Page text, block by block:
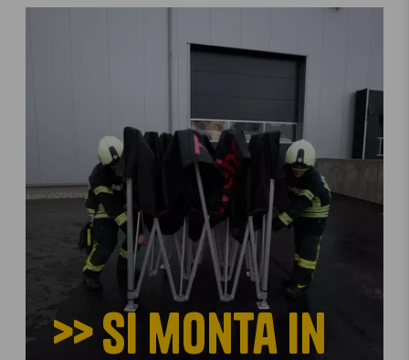
>> Si monta in